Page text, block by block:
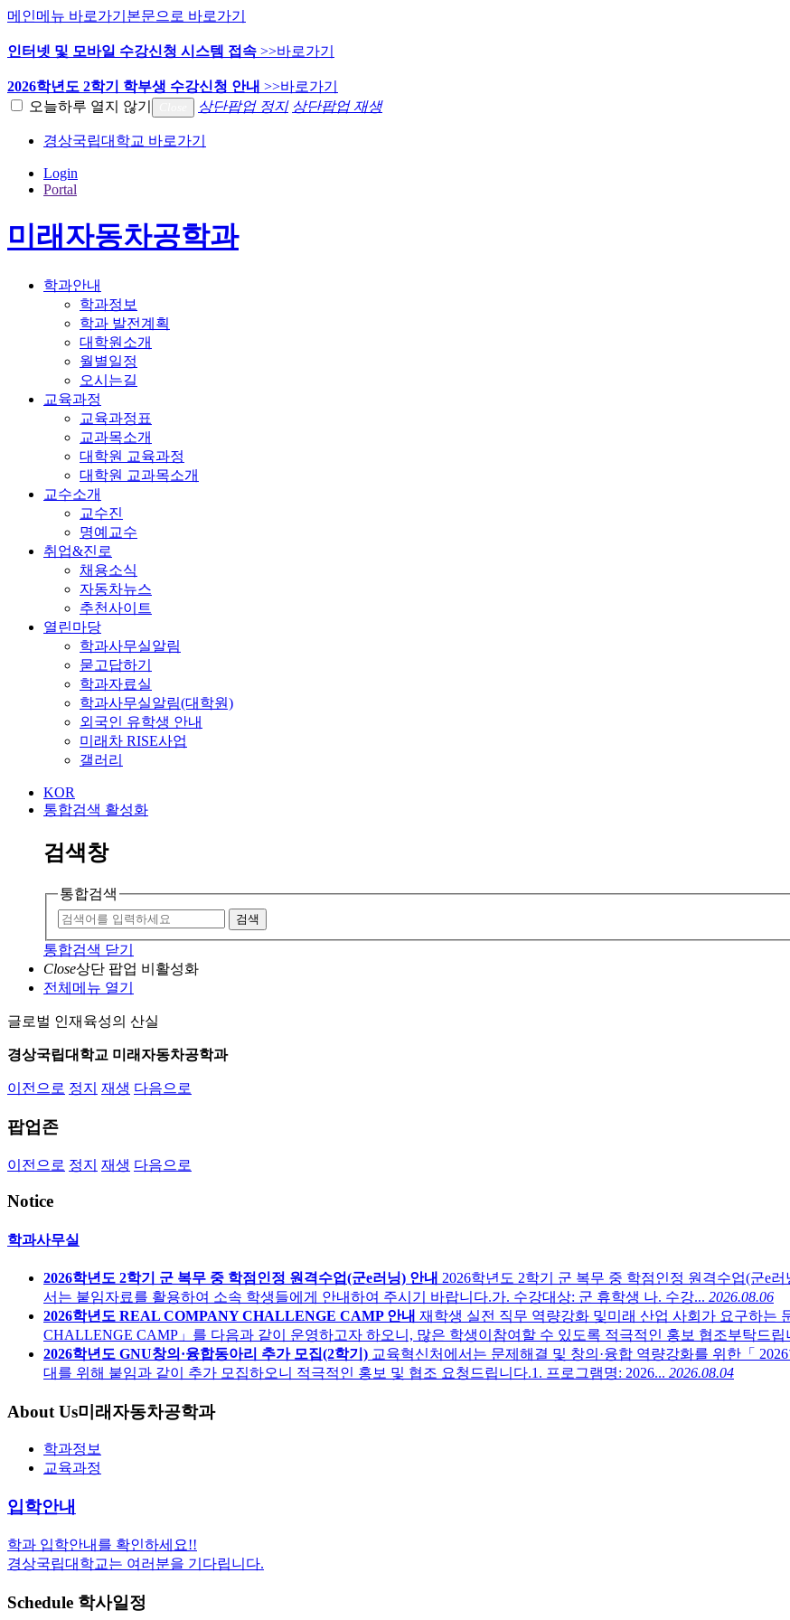
메인메뉴 바로가기 본문으로 바로가기
인터넷 및 모바일 수강신청 시스템 접속 >>바로가기
2026학년도 2학기 학부생 수강신청 안내 >>바로가기
오늘하루 열지 않기
상단팝업 정지 상단팝업 재생
경상국립대학교 바로가기
Login
Portal
미래자동차공학과
학과안내
학과정보
학과 발전계획
대학원소개
월별일정
오시는길
교육과정
교육과정표
교과목소개
대학원 교육과정
대학원 교과목소개
교수소개
교수진
명예교수
취업&진로
채용소식
자동차뉴스
추천사이트
열린마당
학과사무실알림
묻고답하기
학과자료실
학과사무실알림(대학원)
외국인 유학생 안내
미래차 RISE사업
갤러리
KOR
통합검색 활성화
검색창
통합검색
검색
통합검색 닫기
Close상단 팝업 비활성화
전체메뉴 열기
글로벌 인재육성의 산실
경상국립대학교 미래자동차공학과
이전으로 정지 재생 다음으로
팝업존
이전으로 정지 재생 다음으로
Notice
학과사무실
2026학년도 2학기 군 복무 중 학점인정 원격수업(군e러닝) 안내 2026학년도 2학기 군 복무 중 학점인정 원격수업(군e
서는 붙임자료를 활용하여 소속 학생들에게 안내하여 주시기 바랍니다.가. 수강대상: 군 휴학생 나. 수강... 2026.08.06
2026학년도 REAL COMPANY CHALLENGE CAMP 안내 재학생 실전 직무 역량강화 및미래 산업 사회가 요구하는
CHALLENGE CAMP」를 다음과 같이 운영하고자 하오니, 많은 학생이참여할 수 있도록 적극적인 홍보 협조부탁드립
2026학년도 GNU창의·융합동아리 추가 모집(2학기) 교육혁신처에서는 문제해결 및 창의·융합 역량강화를 위한「
대를 위해 붙임과 같이 추가 모집하오니 적극적인 홍보 및 협조 요청드립니다.1. 프로그램명: 2026... 2026.08.04
About Us미래자동차공학과
학과정보
교육과정
입학안내
학과 입학안내를 확인하세요!!
경상국립대학교는 여러분을 기다립니다.
Schedule 학사일정